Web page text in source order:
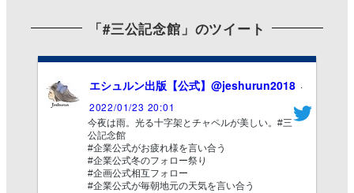
「#三公記念館」のツイート
エシュルン出版【公式】 @jeshurun2018 ·
2022/01/23 20:01
今夜は雨。光る十字架とチャペルが美しい。#三
公記念館
#企業公式がお疲れ様を言い合う
#企業公式冬のフォロー祭り
#企画公式相互フォロー
#企業公式が毎朝地元の天気を言い合う